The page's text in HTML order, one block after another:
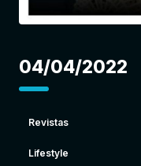
04/04/2022
Revistas
Lifestyle